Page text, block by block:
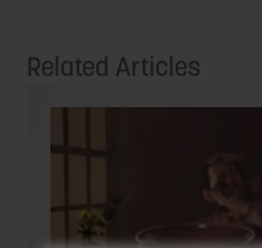
Related Articles